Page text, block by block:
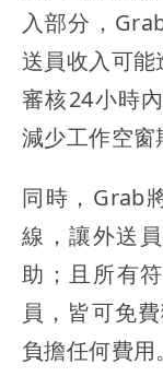
入部分，
送員收入可
審核24小時
減少工作空窗
同時，Grab
線，讓外送
助；且所有
員，皆可免
負擔任何費用。